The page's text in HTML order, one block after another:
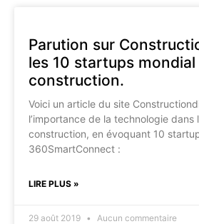
Parution sur
les 10 startups mondial
construction.
Voici un article du site
l’importance de la technologie dans
construction, en évoquant 10
360SmartConnect :
LIRE PLUS »
29 août 2019 Aucun commentaire